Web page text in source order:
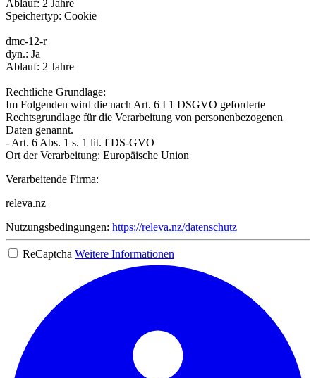
Ablauf: 2 Jahre
Speichertyp: Cookie
dmc-12-r
dyn.: Ja
Ablauf: 2 Jahre
Rechtliche Grundlage:
Im Folgenden wird die nach Art. 6 I 1 DSGVO geforderte
Rechtsgrundlage für die Verarbeitung von personenbezogenen
Daten genannt.
- Art. 6 Abs. 1 s. 1 lit. f DS-GVO
Ort der Verarbeitung: Europäische Union
Verarbeitende Firma:
releva.nz
Nutzungsbedingungen: https://releva.nz/datenschutz
ReCaptcha Weitere Informationen